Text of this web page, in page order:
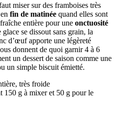
miser sur des framboises très
fin de matinée quand elles sont
entière pour une onctuosité
se dissout sans grain, la
d’œuf apporte une légèreté
donnent de quoi garnir 4 à 6
un dessert de saison comme une
un simple biscuit émietté.
très froide
150 g à mixer et 50 g pour le